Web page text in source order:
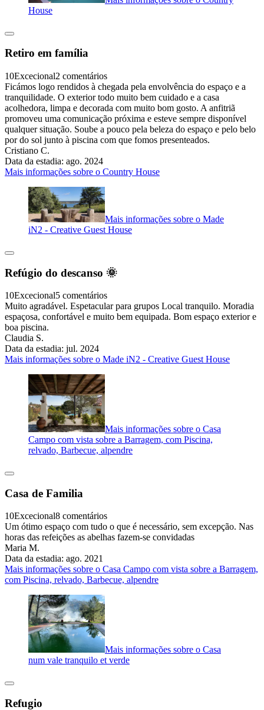
House
Retiro em família
10Excecional2 comentários
Ficámos logo rendidos à chegada pela envolvência do espaço e a
tranquilidade. O exterior todo muito bem cuidado e a casa
acolhedora, limpa e decorada com muito bom gosto. A anfitriã
promoveu uma comunicação próxima e esteve sempre disponível
qualquer situação. Soube a pouco pela beleza do espaço e pelo belo
por do sol junto à piscina com que fomos presenteados.
Cristiano C.
Data da estadia: ago. 2024
Mais informações sobre o Country House
Mais informações sobre o Made
iN2 - Creative Guest House
Refúgio do descanso 🌞
10Excecional5 comentários
Muito agradável. Espetacular para grupos Local tranquilo. Moradia
espaçosa, confortável e muito bem equipada. Bom espaço exterior e
boa piscina.
Claudia S.
Data da estadia: jul. 2024
Mais informações sobre o Made iN2 - Creative Guest House
Mais informações sobre o Casa
Campo com vista sobre a Barragem, com Piscina,
relvado, Barbecue, alpendre
Casa de Familia
10Excecional8 comentários
Um ótimo espaço com tudo o que é necessário, sem excepção. Nas
horas das refeições as abelhas fazem-se convidadas
Maria M.
Data da estadia: ago. 2021
Mais informações sobre o Casa Campo com vista sobre a Barragem,
com Piscina, relvado, Barbecue, alpendre
Mais informações sobre o Casa
num vale tranquilo et verde
Refugio